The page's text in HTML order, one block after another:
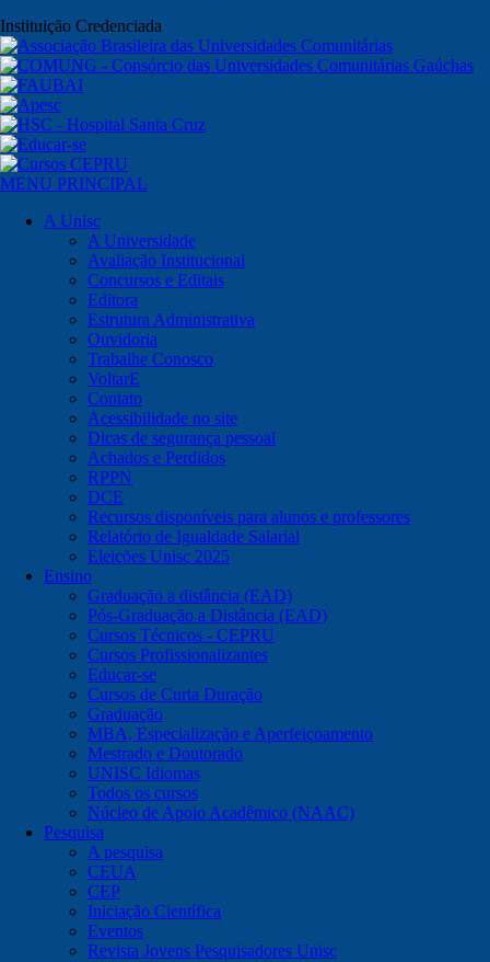
Instituição Credenciada
MENU PRINCIPAL
A Unisc
A Universidade
Avaliação Institucional
Concursos e Editais
Editora
Estrutura Administrativa
Ouvidoria
Trabalhe Conosco
VoltarE
Contato
Acessibilidade no site
Dicas de segurança pessoal
Achados e Perdidos
RPPN
DCE
Recursos disponíveis para alunos e professores
Relatório de Igualdade Salarial
Eleições Unisc 2025
Ensino
Graduação a distância (EAD)
Pós-Graduação a Distância (EAD)
Cursos Técnicos - CEPRU
Cursos Profissionalizantes
Educar-se
Cursos de Curta Duração
Graduação
MBA, Especialização e Aperfeiçoamento
Mestrado e Doutorado
UNISC Idiomas
Todos os cursos
Núcleo de Apoio Acadêmico (NAAC)
Pesquisa
A pesquisa
CEUA
CEP
Iniciação Científica
Eventos
Revista Jovens Pesquisadores Unisc